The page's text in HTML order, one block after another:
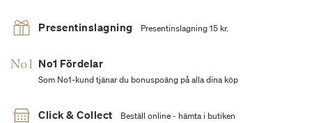
Presentinslagning Presentinslagning 15 kr.
No1 Fördelar
Som No1-kund tjänar du bonuspoäng på alla dina köp
Click & Collect Beställ online - hämta i butiken